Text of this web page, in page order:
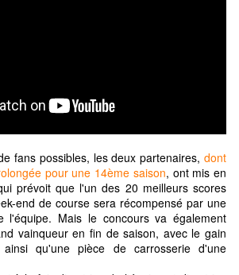
fans possibles, les deux partenaires, dont
pour une 14ème saison, ont mis en
prévoit que l'un des 20 meilleurs scores
end de course sera récompensé par une
l'équipe. Mais le concours va également
vainqueur en fin de saison, avec le gain
qu'une pièce de carrosserie d'une